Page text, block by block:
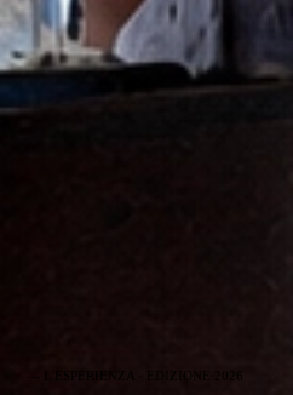
— L'ESPERIENZA · EDIZIONE 2026